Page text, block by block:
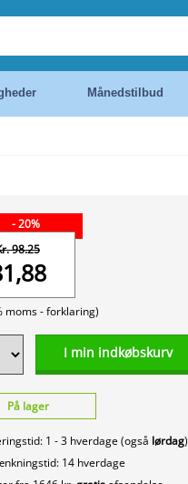
Månedstilbud
- 20%
98.25
moms -forklaring)
I min indkøbskurv
På lager
1 - 3 hverdage (også lørdag)
14 hverdage